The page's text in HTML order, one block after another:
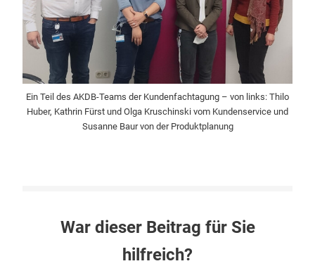
Ein Teil des AKDB-Teams der Kundenfachtagung – von links: Thilo
Huber, Kathrin Fürst und Olga Kruschinski vom Kundenservice und
Susanne Baur von der Produktplanung
War dieser Beitrag für Sie
hilfreich?